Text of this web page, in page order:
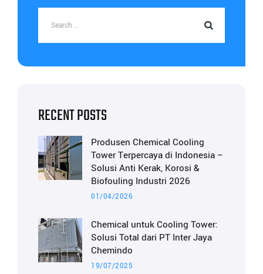
RECENT POSTS
Produsen Chemical Cooling
Tower Terpercaya di Indonesia –
Solusi Anti Kerak, Korosi &
Biofouling Industri 2026
01/04/2026
Chemical untuk Cooling Tower:
Solusi Total dari PT Inter Jaya
Chemindo
19/07/2025